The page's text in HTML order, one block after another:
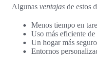
Algunas ventajas de estos
Menos tiempo en
Uso más eficiente
Un hogar más
Entornos